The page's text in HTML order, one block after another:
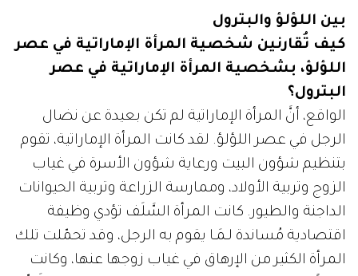
بين اللؤلؤ والبترول
كيف تُقارنين شخصية المرأة الإماراتية في عصر
اللؤلؤ، بشخصية المرأة الإماراتية في عصر
البترول؟
الواقع، أنَّ المرأة الإماراتية لم تكن بعيدة عن نضال
الرجل في عصر اللؤلؤ. لقد كانت المرأة الإماراتية، تقوم
بتنظيم شؤون البيت ورعاية شؤون الأسرة في غياب
الزوج وتربية الأولاد، وممارسة الزراعة وتربية الحيوانات
الداجنة والطيور. كانت المرأة السَّلَف تؤدي وظيفة
اقتصادية مُساندة لـمَـا يقوم به الرجل، وقد تحمّلت تلك
المرأة الكثير من الإرهاق في غياب زوجها عنها، وكانت